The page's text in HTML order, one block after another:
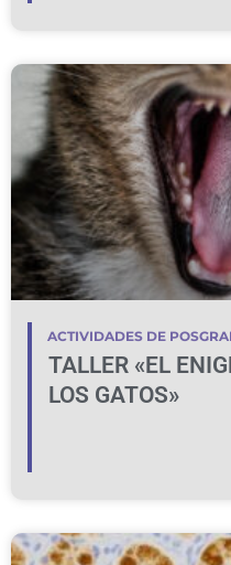
ACTIVIDADES DE
TALLER «EL
LOS GATOS»